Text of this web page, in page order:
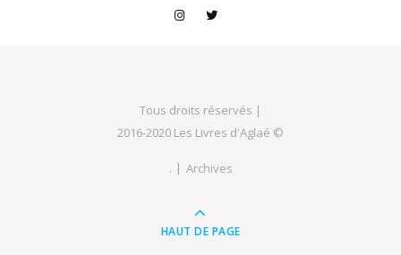
Tous droits réservés |
2016-2020 Les Livres d'Aglaé ©
. Archives
HAUT DE PAGE